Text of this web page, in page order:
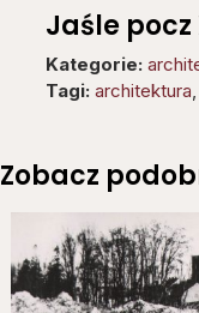
Jaśle pocz
Kategorie:
Tagi: architektura
Zobacz